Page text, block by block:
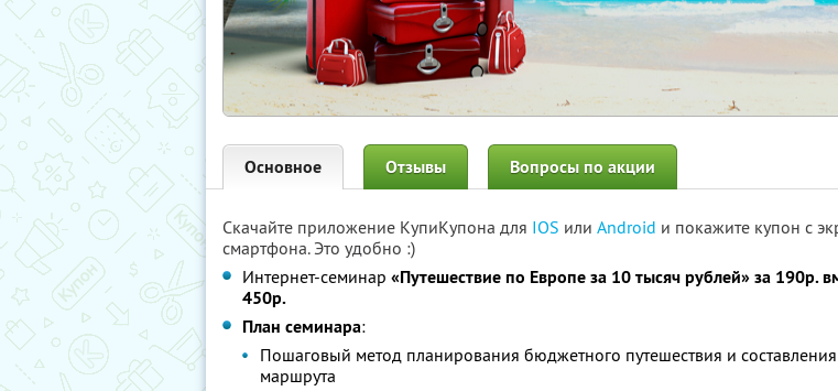
Основное Отзывы Вопросы по акции
Скачайте приложение КупиКупона для IOS или Android и покажите купон с
смартфона. Это удобно :)
Интернет-семинар «Путешествие по Европе за 10 тысяч рублей»за 190р.
450р.
План семинара:
Пошаговый метод планирования бюджетного путешествия и составления
маршрута